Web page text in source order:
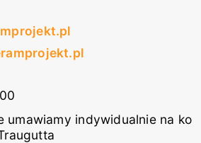
umawiamy indywidualnie na ko